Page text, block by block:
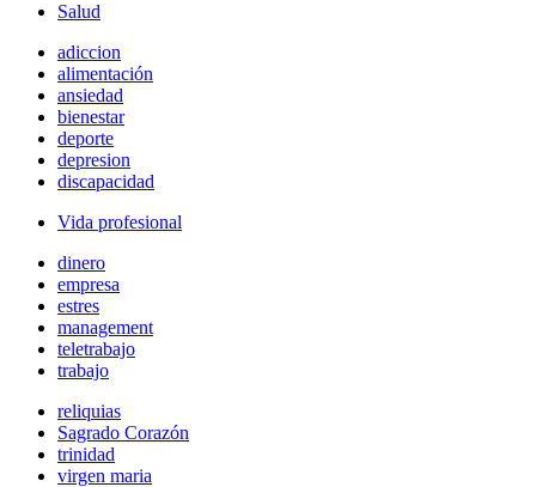
Salud
adiccion
alimentación
ansiedad
bienestar
deporte
depresion
discapacidad
Vida profesional
dinero
empresa
estres
management
teletrabajo
trabajo
reliquias
Sagrado Corazón
trinidad
virgen maria